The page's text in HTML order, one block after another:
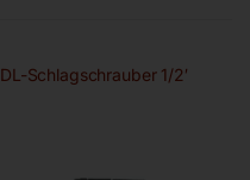
DL-Schlagschrauber 1/2′